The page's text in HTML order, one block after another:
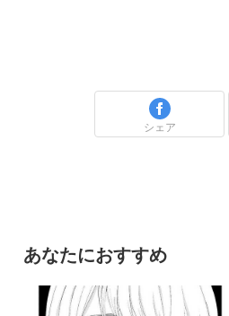
シェア
あなたにおすすめ